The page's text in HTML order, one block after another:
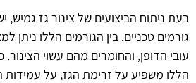
בעת ניתוח הביצועים של צינור גז
גורמים טכניים. בין הגורמים הללו ניתן
עובי הדופן, והחומרים מהם עשוי
הללו משפיע על זרימת הגז, על עמידות